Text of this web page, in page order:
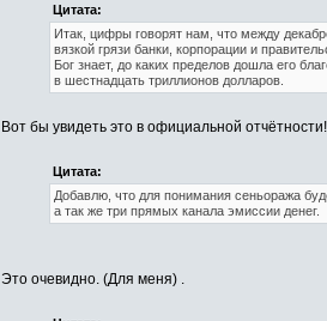
Цитата:
Итак, цифры говорят нам, что между
вязкой грязи банки, корпорации и
Бог знает, до каких пределов дошла его
в шестнадцать триллионов долларов.
Вот бы увидеть это в официальной
Цитата:
Добавлю, что для понимания сеньоража
а так же три прямых канала эмиссии денег.
Это очевидно. (Для меня) .